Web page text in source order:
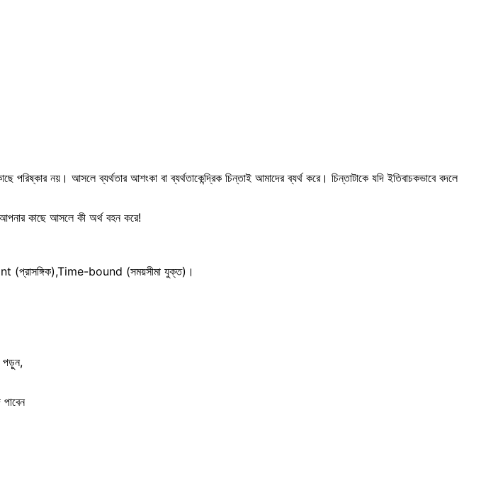
নয়। আসলে ব্যর্থতার আশংকা বা ব্যর্থতাকেন্দ্রিক চিন্তাই আমাদের ব্যর্থ করে। চিন্তাটাকে যদি ইতিবাচকভাবে বদলে
কাছে আসলে কী অর্থ বহন করে!
(প্রাসঙ্গিক),Time-bound (সময়সীমা যুক্ত)।
পড়ুন,